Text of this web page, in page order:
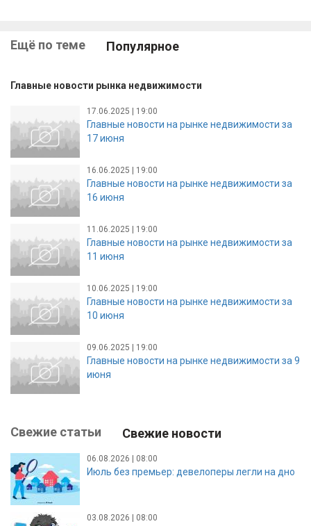
Ещё по теме Популярное
Главные новости рынка недвижимости
17.06.2025 | 19:00
Главные новости на рынке недвижимости за
17 июня
16.06.2025 | 19:00
Главные новости на рынке недвижимости за
16 июня
11.06.2025 | 19:00
Главные новости на рынке недвижимости за
11 июня
10.06.2025 | 19:00
Главные новости на рынке недвижимости за
10 июня
09.06.2025 | 19:00
Главные новости на рынке недвижимости за 9
июня
Свежие статьи Свежие новости
06.08.2026 | 08:00
Июль без премьер: девелоперы легли на дно
03.08.2026 | 08:00